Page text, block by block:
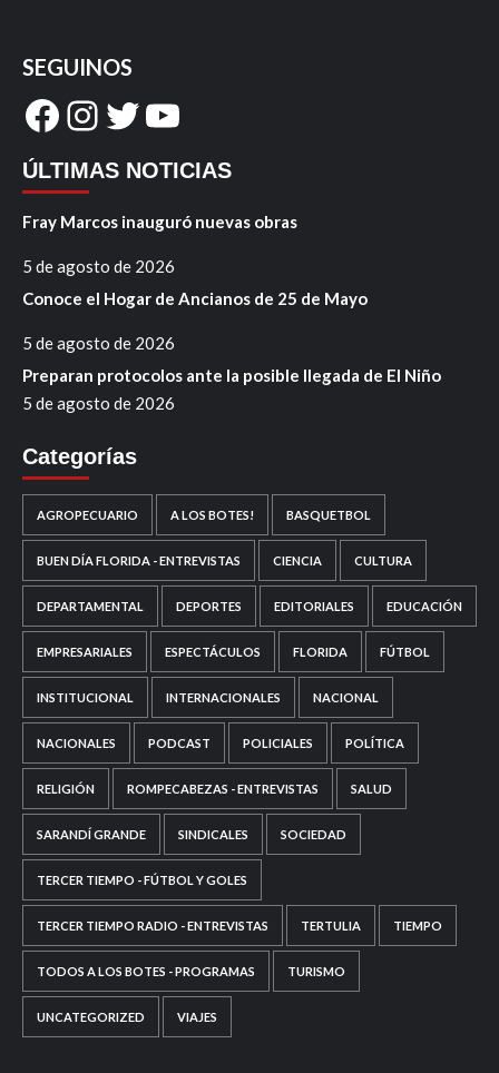
SEGUINOS
Facebook
Instagram
Twitter
YouTube
ÚLTIMAS NOTICIAS
Fray Marcos inauguró nuevas obras
5 de agosto de 2026
Conoce el Hogar de Ancianos de 25 de Mayo
5 de agosto de 2026
Preparan protocolos ante la posible llegada de El Niño
5 de agosto de 2026
Categorías
AGROPECUARIO A LOS BOTES! BASQUETBOL
BUEN DÍA FLORIDA - ENTREVISTAS CIENCIA CULTURA
DEPARTAMENTAL DEPORTES EDITORIALES EDUCACIÓN
EMPRESARIALES ESPECTÁCULOS FLORIDA FÚTBOL
INSTITUCIONAL INTERNACIONALES NACIONAL
NACIONALES PODCAST POLICIALES POLÍTICA
RELIGIÓN ROMPECABEZAS - ENTREVISTAS SALUD
SARANDÍ GRANDE SINDICALES SOCIEDAD
TERCER TIEMPO - FÚTBOL Y GOLES
TERCER TIEMPO RADIO - ENTREVISTAS TERTULIA TIEMPO
TODOS A LOS BOTES - PROGRAMAS TURISMO
UNCATEGORIZED VIAJES